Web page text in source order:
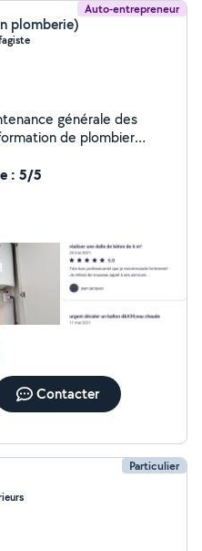
Auto-entrepreneur
plomberie)
générale des
de plombier
pour réaliser vos
spécialisé en
: 5/5
Contacter
Particulier